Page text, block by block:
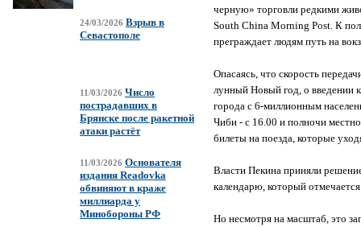
24/03/2026 Взрыв в
Севастополе
11/03/2026 Число
пострадавших в
Брянске после ракетной
атаки растёт
11/03/2026 Основателя
издания Readovka
обвиняют в краже
миллиарда у
Минобороны РФ
черную» торговли редкими
South China Morning Post. К
преграждает людям путь на
Опасаясь, что скорость
лунный Новый год, о введении
города с 6-миллионным
Чиби - с 16.00 и полночи
билеты на поезда, которые
Власти Пекина приняли
календарю, который
Но несмотря на масштаб, это